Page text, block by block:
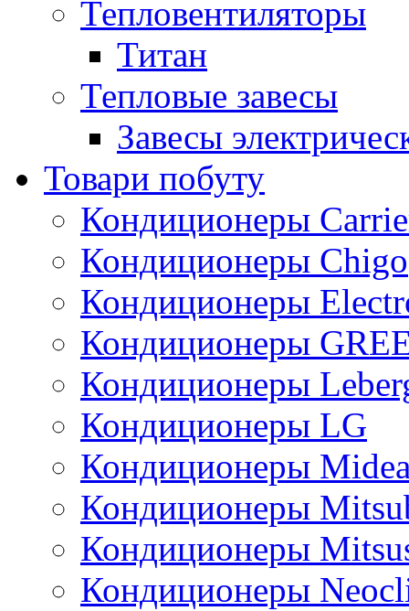
Тепловентиляторы
Титан
Тепловые завесы
Завесы
Товари побуту
Кондиционеры
Кондиционеры Chigo
Кондиционеры
Кондиционеры
Кондиционеры
Кондиционеры LG
Кондиционеры
Кондиционеры
Кондиционеры
Кондиционеры